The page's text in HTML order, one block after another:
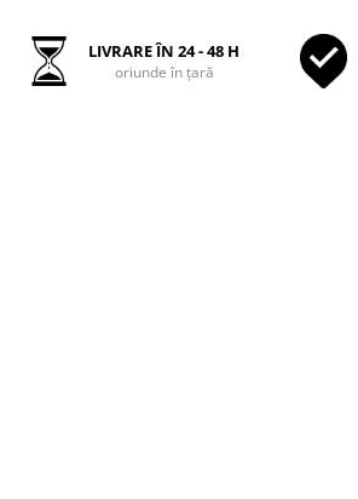
LIVRARE ÎN 24 - 48 H
oriunde în țară